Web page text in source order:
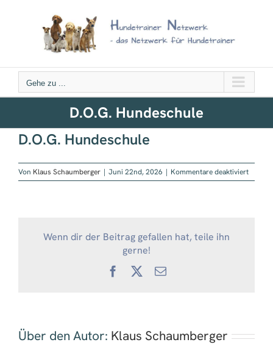
Gehe zu ...
D.O.G. Hundeschule
D.O.G. Hundeschule
Von Klaus Schaumberger | Juni 22nd, 2026 | Kommentare deaktiviertfür
D.O.G.
Wenn dir der Beitrag gefallen hat, teile ihn
gerne!
Facebook
X
E-
Über den Autor: Klaus Schaumberger